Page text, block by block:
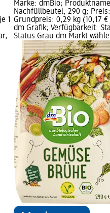
1
Marke: dmBio;
Nachfüllbeutel, 290 g;
Grundpreis: 0,29 kg (10,17
dm Grafik; Verfügbarkeit:
Status Grau dm Markt